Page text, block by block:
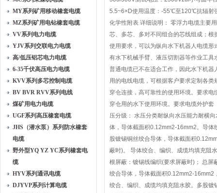
MY系列矿用移动橡套电缆
MZ系列矿用电钻橡套电缆
VV系列电力电缆
YJV系列交联电力电缆
高/低压铝芯电力电缆
6-35千伏高压电力电缆
KVV系列多芯控制电缆
BV BVR RVV系列电线
煤矿用电力电缆
UGF系列高压橡套电缆
JHS（潜水泵）系列防水橡套
电缆
野外型YQ YZ YC系列橡套电
缆
HYV系列通讯电缆
DJYVP系列计算电缆
5.5~6×D使用温度：-55℃至120℃抗辐射
化学性附表 详细说明： 零浮力电缆主要
芯、多芯、多对不同组合的芯线组成；
使用要求，可以为纵向水下机器人电缆
有水下机械手臂、液压切割器等作业工
普通电缆已不在适合工作，因此水下机
用的电线电缆，可根据客户要求定制各
穿仓连接，高可靠性的使用环境。要求
穿仓用的水下使用环境。要求电缆外护
压分级： 水压分类耐纵向水压能力耐横
体，导体截面积0.12mm2-16mm2。导
股镀锡铜丝绞合导体，导体截面积
蔽时)。 导体绞合、编织、成缆均填充阻
根屏蔽：镀锡线编织(要求屏蔽时)； 总
绞合导体，导体截面积0.12mm2-16mm2
绞合、编织、成缆均填充阻水胶。多股